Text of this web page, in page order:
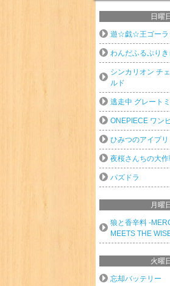
日曜
遊☆戯☆王ゴーラ
わんだふるぷり
シンカリオン チ
ルド
逃走中 グレート
ONEPIECE ワン
ひみつのアイプリ
夜桜さんちの大
パズドラ
月曜
狼と香辛料 -
MEETS THE
火曜
忘却バッテリー